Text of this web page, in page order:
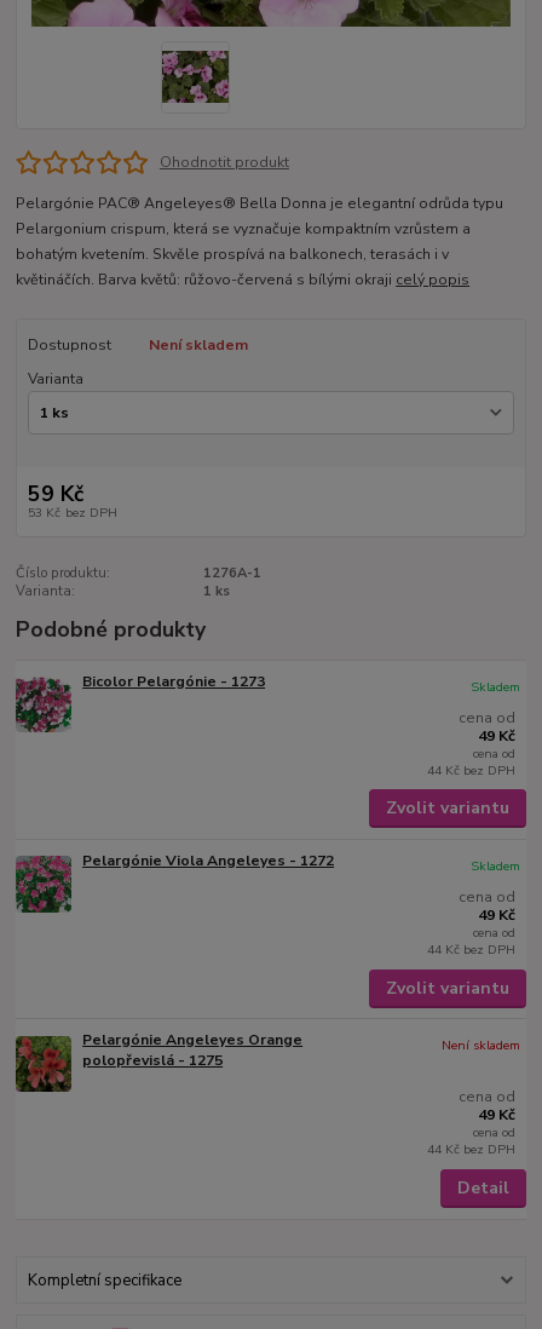
Ohodnotit produkt
Pelargónie PAC® Angeleyes® Bella Donna je elegantní odrůda typu
Pelargonium crispum, která se vyznačuje kompaktním vzrůstem a
bohatým kvetením. Skvěle prospívá na balkonech, terasách i v
květináčích. Barva květů: růžovo-červená s bílými okraji celý popis
Dostupnost
Není skladem
Varianta
59 Kč
53 Kč bez DPH
Číslo produktu:
1276A-1
Varianta:
1 ks
Podobné produkty
Bicolor Pelargónie - 1273
cena od
49 Kč
cena od
44 Kč bez DPH
Skladem
Zvolit variantu
Pelargónie Viola Angeleyes - 1272
cena od
49 Kč
cena od
44 Kč bez DPH
Skladem
Zvolit variantu
Pelargónie Angeleyes Orange
polopřevislá - 1275
cena od
49 Kč
cena od
44 Kč bez DPH
Není skladem
Detail
Kompletní specifikace